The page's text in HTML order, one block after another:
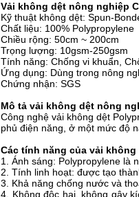
Vải không dệt nông nghiệp
Kỹ thuật không dệt: Spun-
Chất liệu: 100% Polypropylene
Chiều rộng: 50cm ~ 200cm
Trọng lượng: 10gsm-250gsm
Tính năng: Chống vi khuẩn,
Ứng dụng: Dùng trong nông
Chứng nhận: SGS
Mô tả vải không dệt nông
Công nghệ vải không dệt
phủ điện năng, ở một mức độ
Các tính năng của vải
1. Ánh sáng: Polypropylene là
2. Tính linh hoạt: được tạo
3. Khả năng chống nước và
4. Không độc hại, không gây